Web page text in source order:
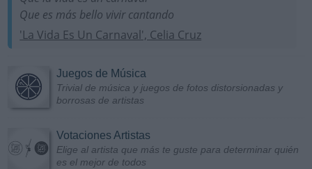
Que es más bello vivir cantando
'La Vida Es Un Carnaval', Celia Cruz
Juegos de Música
Trivial de música y juegos de fotos distorsionadas y
borrosas de artistas
Votaciones Artistas
Elige al artista que más te guste para determinar quién
es el mejor de todos